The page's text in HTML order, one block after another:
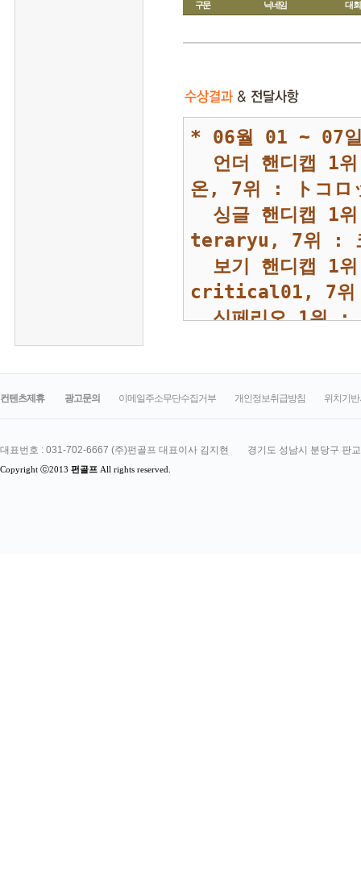
구문 닉네임 대
컨텐츠제휴 광고문의 이메일주소무단수집거부 개인정보취급방침 위치기
대표번호 : 031-702-6667 (주)펀골프 대표이사 김지현 경기도 성남시 분당구 판
Copyright ⓒ2013 펀골프 All rights reserved.